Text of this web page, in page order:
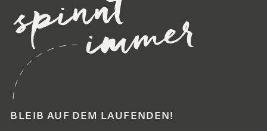
BLEIB AUF DEM LAUFENDEN!